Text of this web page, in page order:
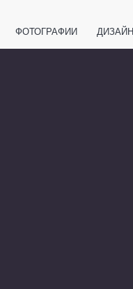
ФОТОГРАФИИ ДИЗАЙН